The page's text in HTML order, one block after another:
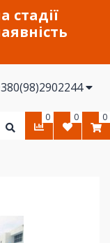
стадії
0 0 0